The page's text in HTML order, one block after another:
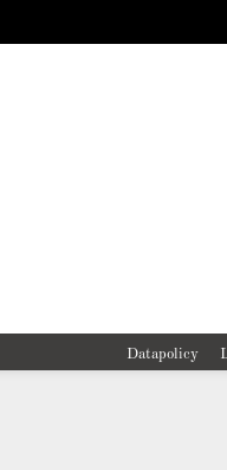
Datapolicy